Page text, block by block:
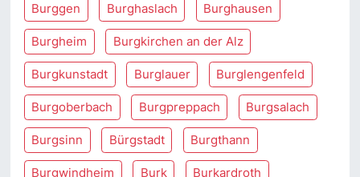
Burggen Burghaslach Burghausen
Burgheim Burgkirchen an der Alz
Burgkunstadt Burglauer Burglengenfeld
Burgoberbach Burgpreppach Burgsalach
Burgsinn Bürgstadt Burgthann
Burgwindheim Burk Burkardroth